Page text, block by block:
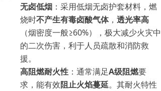
无卤低烟 ：采用低烟无卤护套材料，燃
烧时不产生有毒卤酸气体， 透光率高
（烟密度一般≥60%），极大减少火灾中
的二次伤害，利于人员疏散和消防救
援。
高阻燃耐火性 ：通常满足A级阻燃要
求，能有效阻止火焰蔓延。其耐火特性